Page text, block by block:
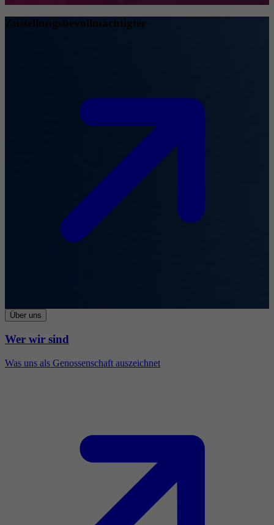
Zustellungsbevollmächtigter
Über uns
Wer wir sind
Was uns als Genossenschaft auszeichnet